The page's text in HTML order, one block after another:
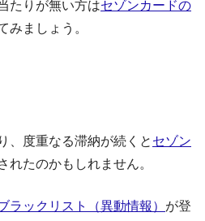
たりが無い方はセゾンカードの
みましょう。
、度重なる滞納が続くと セゾン
れたのかもしれません。
ラックリスト（異動情報） が登